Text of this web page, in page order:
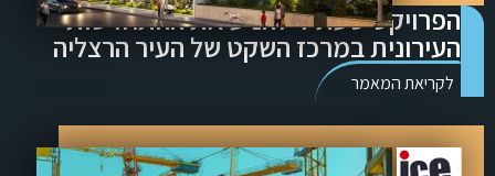
הפרויקט שעתיד להניע את ההתחדשות
העירונית במרכז השקט של העיר הרצליה
לקריאת המאמר